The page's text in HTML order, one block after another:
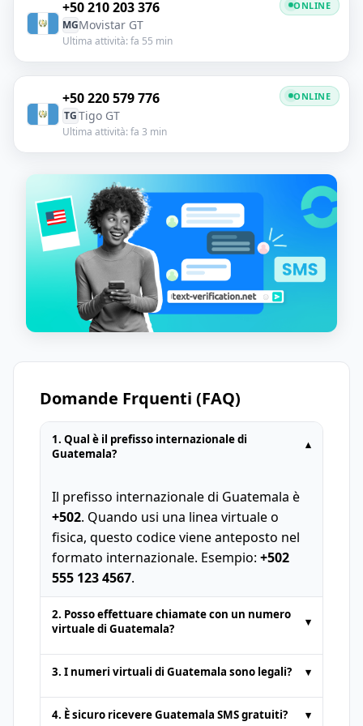
+50 210 203 376
MGMovistar GT
Ultima attività: fa 55 min
ONLINE
+50 220 579 776
TGTigo GT
Ultima attività: fa 3 min
ONLINE
Domande Frquenti (FAQ)
1. Qual è il prefisso internazionale di
Guatemala?
▾
Il prefisso internazionale di Guatemala è
+502. Quando usi una linea virtuale o
fisica, questo codice viene anteposto nel
formato internazionale. Esempio: +502
555 123 4567.
2. Posso effettuare chiamate con un numero
virtuale di Guatemala?
▾
I numeri temporanei forniti dalle
piattaforme di SMS online sono in genere
solo per
3. I numeri virtuali di Guatemala sono legali? ▾
Sì. I numeri virtuali di Guatemala sono del
4. È sicuro ricevere Guatemala SMS gratuiti? ▾